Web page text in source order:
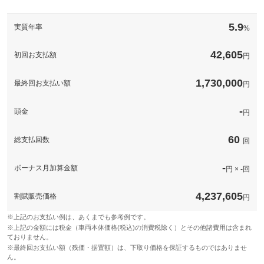
に是非ご入会下さい。詳細はスタッフまで、お問い合わせ下さ
備考
このパックの見積もり依頼（無料）
実質年率 5.9%
初回お支払額 42,605円
最終回お支払い額 1,730,000円
頭金 -円
総支払回数 60 回
ボーナス月加算金額 -円 × -回
割賦販売価格 4,237,605円
※上記のお支払い例は、あくまでも参考例です。
※上記の金額には税金（車両本体価格(税込)の消費税除く）とその他諸費用は含まれ
ておりません。
※最終回お支払い額（残価・据置額）は、下取り価格を保証するものではありませ
ん。